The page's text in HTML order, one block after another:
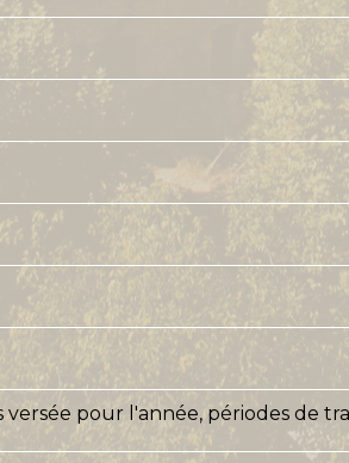
versée pour l'année, périodes de